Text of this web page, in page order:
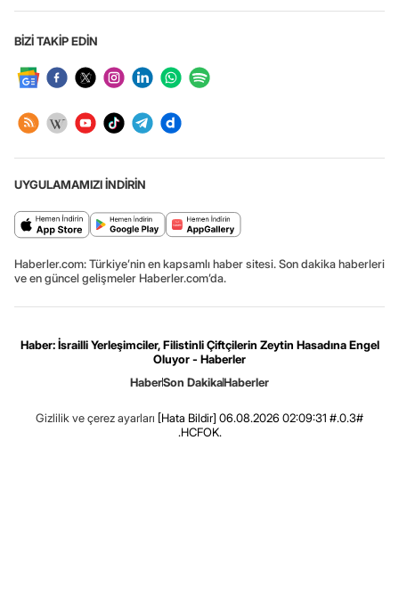
BİZİ TAKİP EDİN
UYGULAMAMIZI İNDİRİN
Haberler.com: Türkiye’nin en kapsamlı haber sitesi. Son dakika haberleri
ve en güncel gelişmeler Haberler.com’da.
Haber: İsrailli Yerleşimciler, Filistinli Çiftçilerin Zeytin Hasadına Engel
Oluyor - Haberler
HaberSon DakikaHaberler
Gizlilik ve çerez ayarları [Hata Bildir] 06.08.2026 02:09:31 #.0.3#
.HCFOK.